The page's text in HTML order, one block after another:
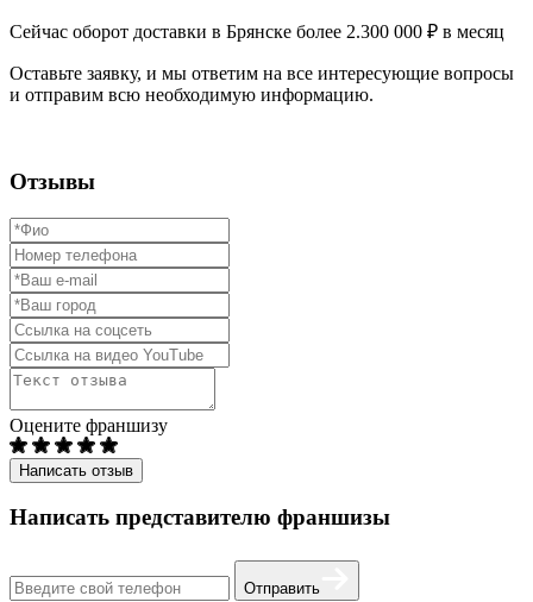
Сейчас оборот доставки в Брянске более 2.300 000 ₽ в месяц
Оставьте заявку, и мы ответим на все интересующие вопросы
и отправим всю необходимую информацию.
Отзывы
Оцените франшизу
Написать отзыв
Написать представителю франшизы
Отправить